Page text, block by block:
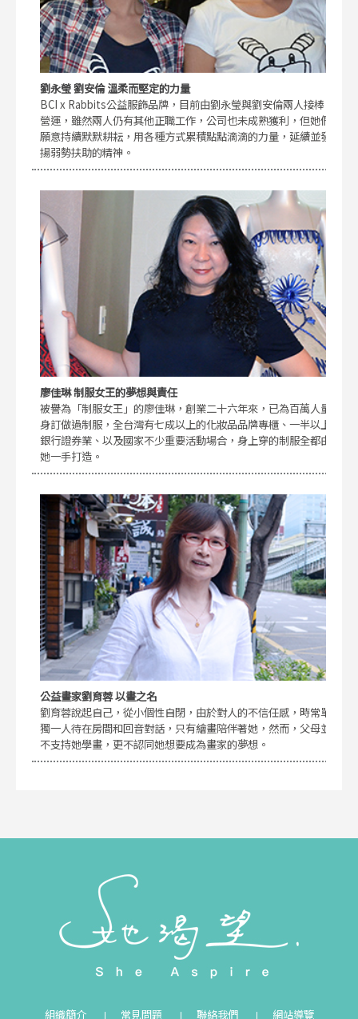
劉永瑩 劉安倫 溫柔而堅定的力量
BCI x Rabbits公益服飾品牌，目前由劉永瑩與劉安倫兩人接棒
營運，雖然兩人仍有其他正職工作，公司也未成熟獲利，但她們
願意持續默默耕耘，用各種方式累積點點滴滴的力量，延續並發
揚弱勢扶助的精神。
廖佳琳 制服女王的夢想與責任
被譽為「制服女王」的廖佳琳，創業二十六年來，已為百萬人量
身訂做過制服，全台灣有七成以上的化妝品品牌專櫃、一半以上
銀行證券業、以及國家不少重要活動場合，身上穿的制服全都由
她一手打造。
公益畫家劉育蓉 以畫之名
劉育蓉說起自己，從小個性自閉，由於對人的不信任感，時常單
獨一人待在房間和回音對話，只有繪畫陪伴著她，然而，父母並
不支持她學畫，更不認同她想要成為畫家的夢想。
組織簡介 常見問題 聯絡我們 網站導覽